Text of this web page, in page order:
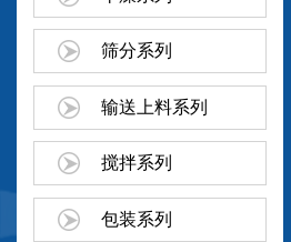
筛分系列
输送上料系列
搅拌系列
包装系列